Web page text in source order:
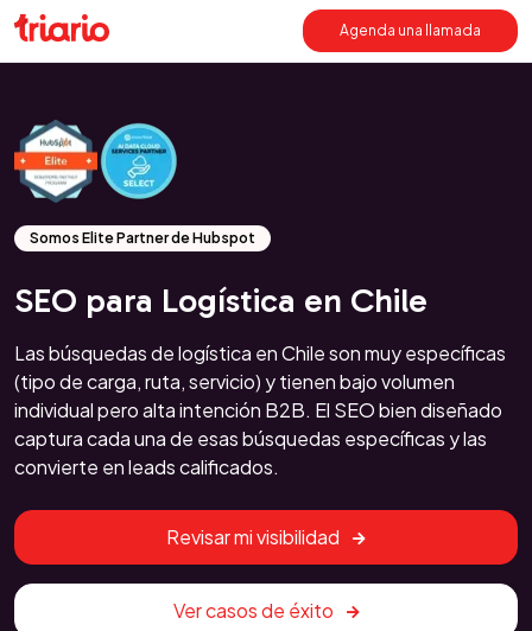
Agenda una llamada
Somos Elite Partner de Hubspot
SEO para Logística en Chile
Las búsquedas de logística en Chile son muy específicas
(tipo de carga, ruta, servicio) y tienen bajo volumen
individual pero alta intención B2B. El SEO bien diseñado
captura cada una de esas búsquedas específicas y las
convierte en leads calificados.
Revisar mi visibilidad
Ver casos de éxito